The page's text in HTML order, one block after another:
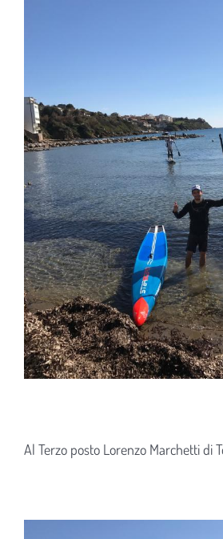
Al Terzo posto Lorenzo Marchetti di